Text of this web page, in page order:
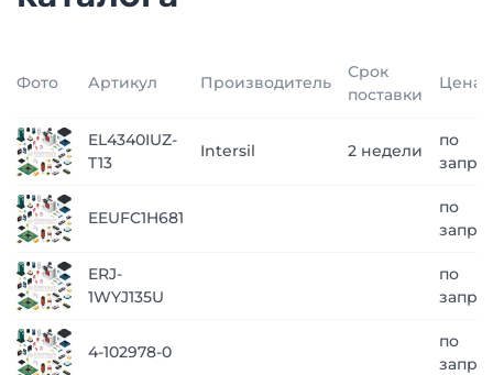
Фото Артикул Производитель
Срок
поставки
Цена
EL4340IUZ-
T13
Intersil 2 недели
по
EEUFC1H681
по
ERJ-
1WYJ135U
по
4-102978-0
по